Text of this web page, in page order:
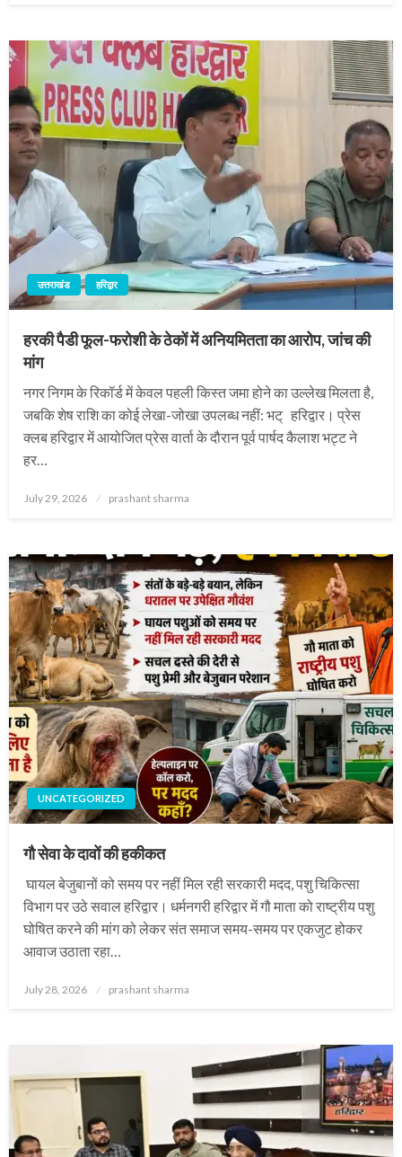
उत्तराखंड हरिद्वार
हरकी पैडी फूल-फरोशी के ठेकों में अनियमितता का आरोप, जांच की
मांग
नगर निगम के रिकॉर्ड में केवल पहली किस्त जमा होने का उल्लेख मिलता है,
जबकि शेष राशि का कोई लेखा-जोखा उपलब्ध नहीं: भट् हरिद्वार। प्रेस
क्लब हरिद्वार में आयोजित प्रेस वार्ता के दौरान पूर्व पार्षद कैलाश भट्ट ने
हर…
Posted
July 29, 2026 prashant sharma
UNCATEGORIZED
गौ सेवा के दावों की हकीकत
घायल बेजुबानों को समय पर नहीं मिल रही सरकारी मदद, पशु चिकित्सा
विभाग पर उठे सवाल हरिद्वार। धर्मनगरी हरिद्वार में गौ माता को राष्ट्रीय पशु
घोषित करने की मांग को लेकर संत समाज समय-समय पर एकजुट होकर
आवाज उठाता रहा…
Posted
July 28, 2026 prashant sharma